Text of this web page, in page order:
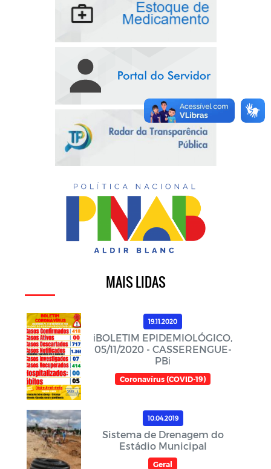
MAIS LIDAS
19.11.2020
ℹ️BOLETIM EPIDEMIOLÓGICO,
05/11/2020 - CASSERENGUE-
PBℹ️
Coronavírus (COVID-19)
10.04.2019
Sistema de Drenagem do
Estádio Municipal
Geral